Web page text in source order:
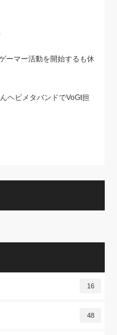
ーマー活動を開始するも休
ヘビメタバンドでVoGt担
16
48